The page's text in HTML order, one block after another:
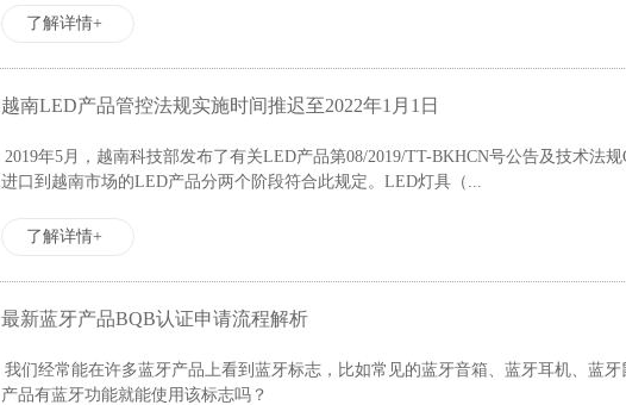
了解详情+
越南LED产品管控法规实施时间推迟至2022年1月1日
2019年5月，越南科技部发布了有关LED产品第08/2019/TT-BKHCN号公告及技术法
进口到越南市场的LED产品分两个阶段符合此规定。LED灯具（...
了解详情+
最新蓝牙产品BQB认证申请流程解析
我们经常能在许多蓝牙产品上看到蓝牙标志，比如常见的蓝牙音箱、蓝牙耳机、蓝
产品有蓝牙功能就能使用该标志吗？